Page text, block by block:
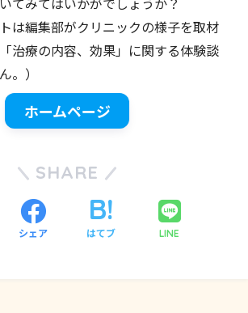
は編集部がクリニックの様子を取材
治療の内容、効果」に関する体験談
。）
ホームページ
SHARE
シェア はてブ LINE